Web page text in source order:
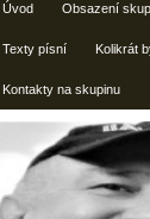
Úvod Obsazení
Texty písní Kolikrát
Kontakty na skupinu